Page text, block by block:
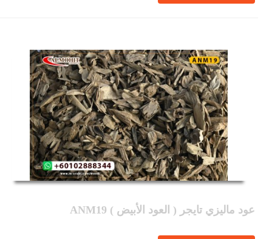
عود ماليزي تايجر ( العود الأبيض ) ANM19